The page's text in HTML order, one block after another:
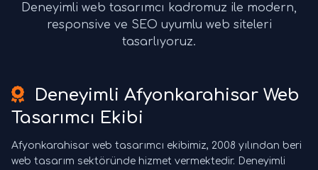
Deneyimli web tasarımcı kadromuz ile modern,
responsive ve SEO uyumlu web siteleri
tasarlıyoruz.
Deneyimli Afyonkarahisar Web
Tasarımcı Ekibi
Afyonkarahisar web tasarımcı ekibimiz, 2008 yılından beri
web tasarım sektöründe hizmet vermektedir. Deneyimli